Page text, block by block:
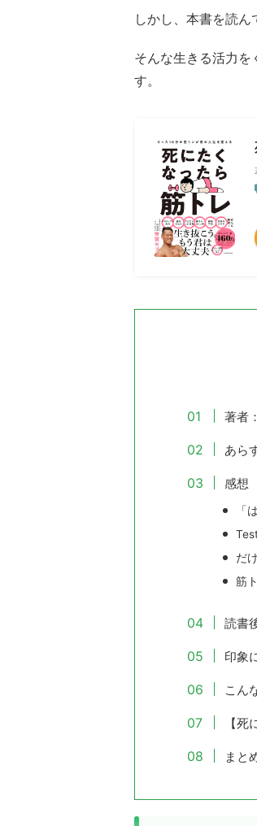
しかし、本書を読ん
そんな生きる活力を
す。
著者
あら
感想
「
だ
筋
読書
印象
こん
【
まと